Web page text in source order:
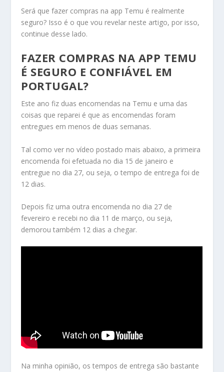
Será que fazer compras na app Temu é realmente
seguro? Isso é o que vou revelar neste artigo, por isso,
continue desse lado.
FAZER COMPRAS NA APP TEMU
É SEGURO E CONFIÁVEL EM
PORTUGAL?
Este ano fiz duas encomendas na Temu e uma das
coisas que reparei é que as encomendas foram
entregues em menos de duas semanas.
Tal como ver no vídeo postado mais abaixo, a primeira
encomenda foi efetuada no dia 15 de janeiro e
entregue no dia 27, ou seja, o tempo de entrega foi de
12 dias.
Depois fiz uma outra encomenda no dia 27 de
fevereiro e recebi no dia 11 de março, ou seja,
demorou também 12 dias a chegar.
Na minha opinião, os tempos de entrega são bastante